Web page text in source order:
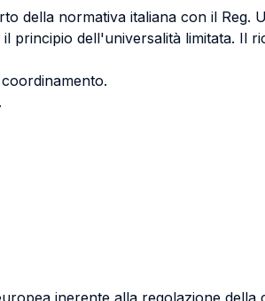
della normativa italiana con il Reg.
dell'universalità limitata. Il
inerente alla regolazione della